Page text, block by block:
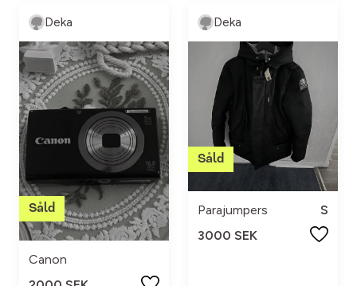
Deka
Canon
Deka
Parajumpers
S
3000 SEK